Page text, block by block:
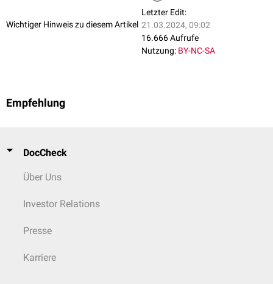
Wichtiger Hinweis zu diesem Artikel
Letzter Edit:
21.03.2024, 09:02
16.666 Aufrufe
Nutzung: BY-NC-SA
Empfehlung
DocCheck
Über Uns
Investor Relations
Presse
Karriere